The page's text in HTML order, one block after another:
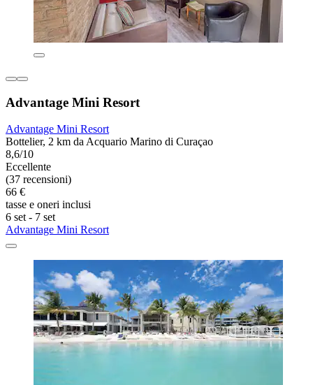
Advantage Mini Resort
Advantage Mini Resort
Bottelier, 2 km da Acquario Marino di Curaçao
8,6/10
Eccellente
(37 recensioni)
66 €
tasse e oneri inclusi
6 set - 7 set
Advantage Mini Resort